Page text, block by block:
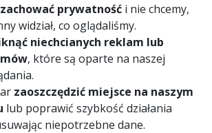
zachować prywatność i nie chcemy,
widział, co oglądaliśmy.
niechcianych reklam lub
, które są oparte na naszej
zaoszczędzić miejsce na naszym
lub poprawić szybkość działania
niepotrzebne dane.